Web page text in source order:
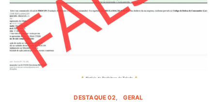
DESTAQUE 02 GERAL